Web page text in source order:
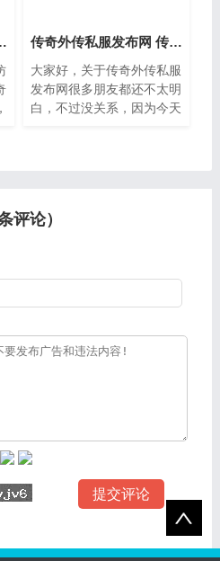
sf 新开网站 传奇外传私服发布网 传奇sf三端发布网
大家好，关于传奇外传私服
发布网很多朋友都还不太明
白，不过没关系，因为今天
评论）